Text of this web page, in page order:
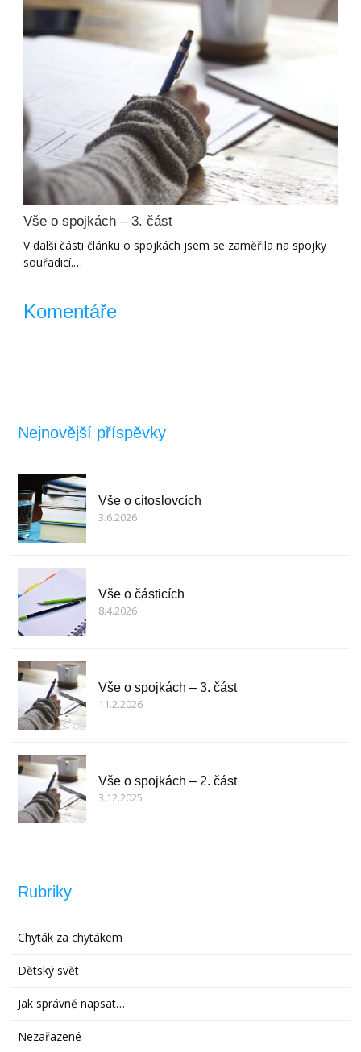
Vše o spojkách – 3. část
V další části článku o spojkách jsem se zaměřila na spojky
souřadicí.…
Komentáře
Nejnovější příspěvky
Vše o citoslovcích
3.6.2026
Vše o částicích
8.4.2026
Vše o spojkách – 3. část
11.2.2026
Vše o spojkách – 2. část
3.12.2025
Rubriky
Chyták za chytákem
Dětský svět
Jak správně napsat…
Nezařazené